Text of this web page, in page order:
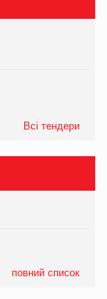
Всі тендери
повний список